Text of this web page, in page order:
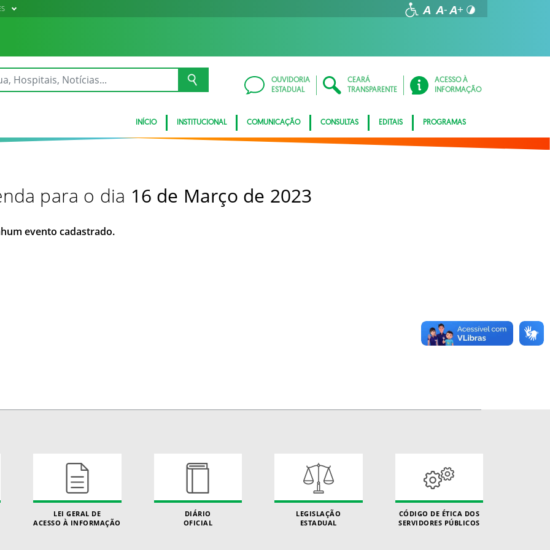
OUVIDORIA
ESTADUAL
CEARÁ
TRANSPARENTE
ACESSO À
INFORMAÇÃO
INÍCIO INSTITUCIONAL COMUNICAÇÃO CONSULTAS EDITAIS PROGRAMAS
para o dia 16 de Março de 2023
evento cadastrado.
LEI GERAL DE
ACESSO À INFORMAÇÃO
DIÁRIO
OFICIAL
LEGISLAÇÃO
ESTADUAL
CÓDIGO DE ÉTICA DOS
SERVIDORES PÚBLICOS